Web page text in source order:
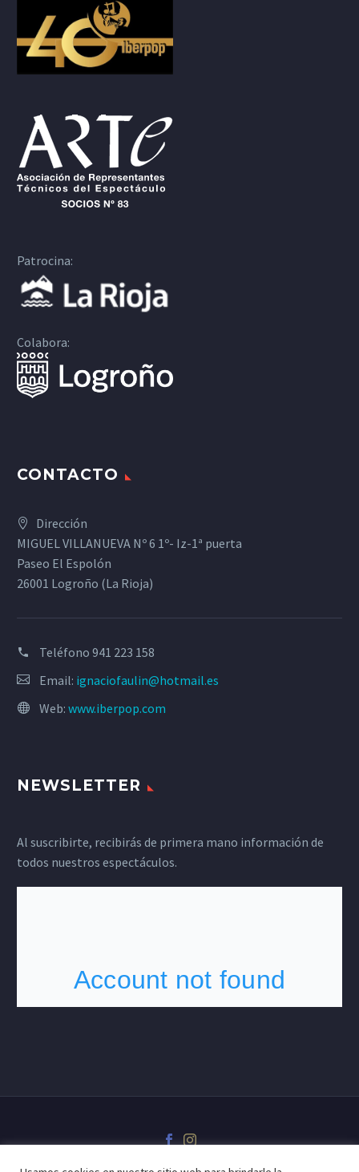
Patrocina:
Colabora:
CONTACTO
Dirección
MIGUEL VILLANUEVA Nº 6 1º- Iz-1ª puerta
Paseo El Espolón
26001 Logroño (La Rioja)
Teléfono 941 223 158
Email: ignaciofaulin@hotmail.es
Web: www.iberpop.com
NEWSLETTER
Al suscribirte, recibirás de primera mano información de
todos nuestros espectáculos.